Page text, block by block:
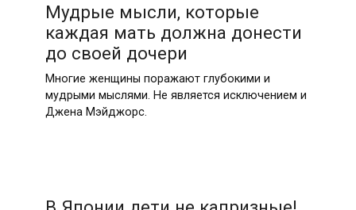
Мудрые мысли, которые
каждая мать должна донести
до своей дочери
Многие женщины поражают глубокими и
мудрыми мыслями. Не является исключением и
Джена Мэйджорс.